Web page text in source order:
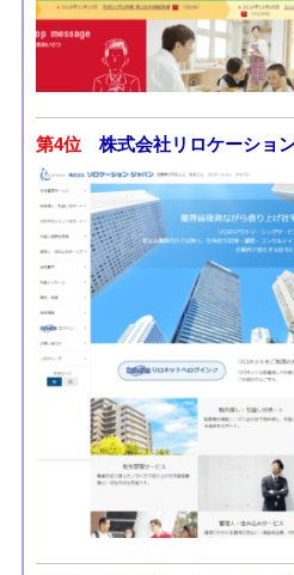
第4位 株式会社リロケーショ